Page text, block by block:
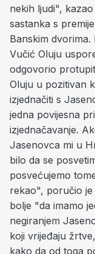
nekih ljudi",
sastanka s
Banskim dvorima.
Vučić Oluju
odgovorio
Oluju u pozitivan
izjednačiti s
jedna povijesna
izjednačavanje.
Jasenovca mi u
bilo da se
posvećujemo
rekao", poručio
bolje "da imamo
negiranjem
koji vrijeđaju
kako da od toga